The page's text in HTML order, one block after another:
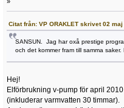
Citat från: VP ORAKLET skrivet 02
SANSUN. Jag har oxå prestige
och det kommer fram till samma
Hej!
Elförbrukning v-pump för april
(inkluderar varmvatten 30 timmar).